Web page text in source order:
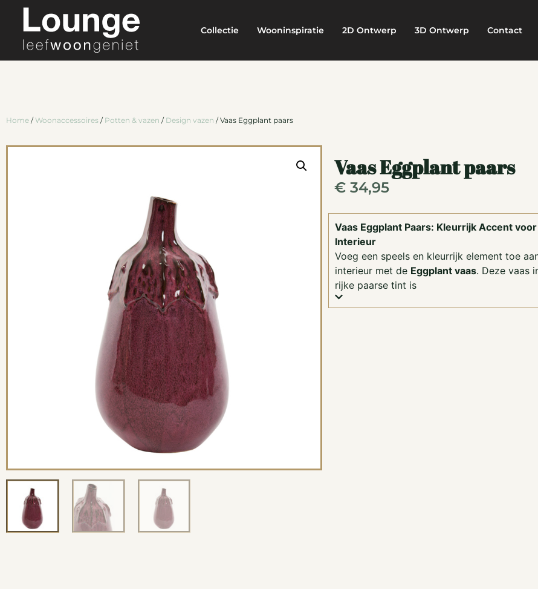
Collectie Wooninspiratie 2D Ontwerp 3D Ontwerp Contact
Home / Woonaccessoires / Potten & vazen / Design vazen / Vaas Eggplant paars
Vaas Eggplant paars
€34,95
Vaas Eggplant Paars: Kleurrijk Accent
Interieur
Voeg een speels en kleurrijk element toe
interieur met de Eggplant vaas. Deze vaas
rijke paarse tint is